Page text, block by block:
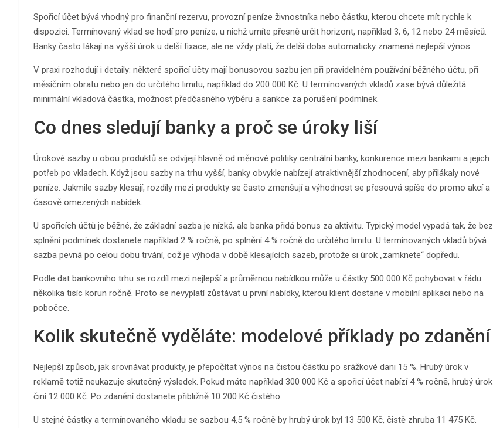
Spořicí účet bývá vhodný pro finanční rezervu, provozní peníze živnostníka nebo částku, kterou chcete mít rychle k
dispozici. Termínovaný vklad se hodí pro peníze, u nichž umíte přesně určit horizont, například 3, 6, 12 nebo 24 měsíců.
Banky často lákají na vyšší úrok u delší fixace, ale ne vždy platí, že delší doba automaticky znamená nejlepší výnos.
V praxi rozhodují i detaily: některé spořicí účty mají bonusovou sazbu jen při pravidelném používání běžného účtu, při
měsíčním obratu nebo jen do určitého limitu, například do 200 000 Kč. U termínovaných vkladů zase bývá důležitá
minimální vkladová částka, možnost předčasného výběru a sankce za porušení podmínek.
Co dnes sledují banky a proč se úroky liší
Úrokové sazby u obou produktů se odvíjejí hlavně od měnové politiky centrální banky, konkurence mezi bankami a jejich
potřeb po vkladech. Když jsou sazby na trhu vyšší, banky obvykle nabízejí atraktivnější zhodnocení, aby přilákaly nové
peníze. Jakmile sazby klesají, rozdíly mezi produkty se často zmenšují a výhodnost se přesouvá spíše do promo akcí a
časově omezených nabídek.
U spořicích účtů je běžné, že základní sazba je nízká, ale banka přidá bonus za aktivitu. Typický model vypadá tak, že bez
splnění podmínek dostanete například 2 % ročně, po splnění 4 % ročně do určitého limitu. U termínovaných vkladů bývá
sazba pevná po celou dobu trvání, což je výhoda v době klesajících sazeb, protože si úrok „zamknete“ dopředu.
Podle dat bankovního trhu se rozdíl mezi nejlepší a průměrnou nabídkou může u částky 500 000 Kč pohybovat v řádu
několika tisíc korun ročně. Proto se nevyplatí zůstávat u první nabídky, kterou klient dostane v mobilní aplikaci nebo na
pobočce.
Kolik skutečně vyděláte: modelové příklady po zdanění
Nejlepší způsob, jak srovnávat produkty, je přepočítat výnos na čistou částku po srážkové dani 15 %. Hrubý úrok v
reklamě totiž neukazuje skutečný výsledek. Pokud máte například 300 000 Kč a spořicí účet nabízí 4 % ročně, hrubý úrok
činí 12 000 Kč. Po zdanění dostanete přibližně 10 200 Kč čistého.
U stejné částky a termínovaného vkladu se sazbou 4,5 % ročně by hrubý úrok byl 13 500 Kč, čistě zhruba 11 475 Kč.